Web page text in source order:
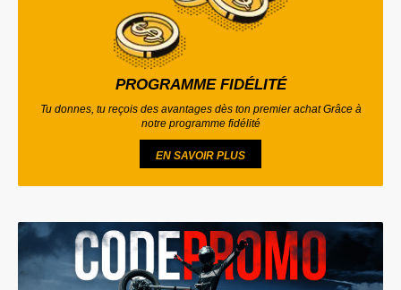
PROGRAMME FIDÉLITÉ
Tu donnes, tu reçois des avantages dès ton premier achat Grâce à
notre programme fidélité
EN SAVOIR PLUS